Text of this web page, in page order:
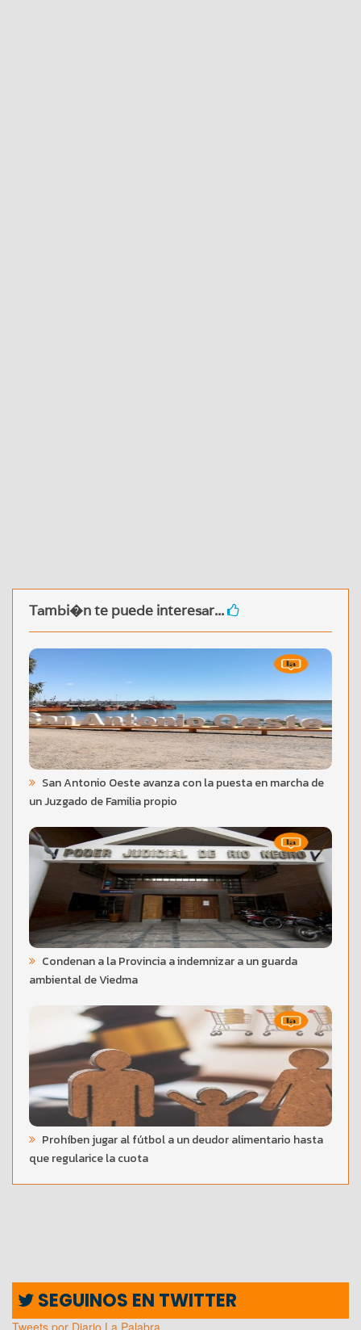
Tambi�n te puede interesar...
San Antonio Oeste avanza con la puesta en marcha de
un Juzgado de Familia propio
Condenan a la Provincia a indemnizar a un guarda
ambiental de Viedma
Prohíben jugar al fútbol a un deudor alimentario hasta
que regularice la cuota
SEGUINOS EN TWITTER
Tweets por Diario La Palabra